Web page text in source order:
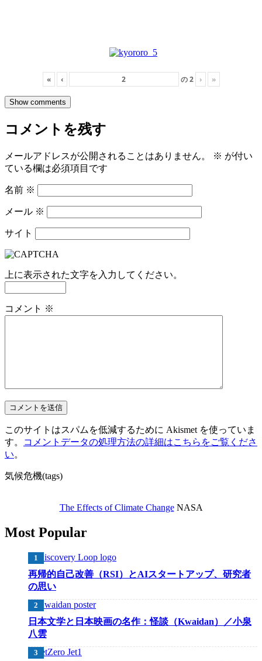
« ‹ の2 › »
Show comments
コメントを残す
メールアドレスが公開されることはありません。 ※ が付い
ている欄は必須項目です
名前 ※
メール ※
サイト
上に表示された文字を入力してください。
コメント ※
このサイトはスパムを低減するために Akismet を使っていま
す。
コメントデータの処理方法の詳細はこちらをご覧くださ
い。
気候危機(tags)
The Effects of Climate ChangeNASA
Most Popular
再帰的自己改善（RSI）とAIスタートアップ、研究者
の思い
日本文学と日本映画の名作：怪談（Kwaidan）／小泉
八雲